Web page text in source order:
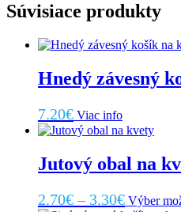
Súvisiace produkty
Hnedý závesný
7.20€ Viac info
Jutový obal na
2.70€ – 3.30€Price
Výber